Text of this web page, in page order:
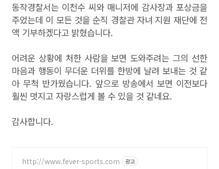
동작경찰서는 이천수 씨와 매니저에 감사장과 포상금을
주었는데 이 모든 것을 순직 경찰관 자녀 지원 재단에 전
액 기부하겠다고 밝혔습니다.
어려운 상황에 처한 사람을 보면 도와주려는 그의 선한
마음과 행동이 무더운 더위를 한방에 날려 보내는 것 같
아 무척 반가웠습니다. 앞으로 방송에서 보면 이전보다
훨씬 멋지고 자랑스럽게 볼 수 있을 것 같네요.
감사합니다.
http://www.fever-sports.com 광고